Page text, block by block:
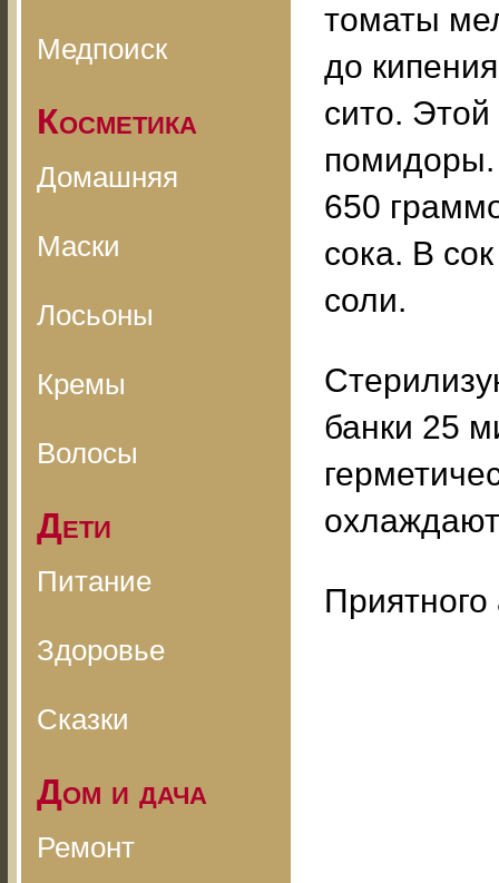
Медпоиск
Косметика
Домашняя
Маски
Лосьоны
Кремы
Волосы
Дети
Питание
Здоровье
Сказки
Дом и дача
Ремонт
томаты
до
сито.
помидоры.
650
сока. В
соли.
банки 25
Приятного